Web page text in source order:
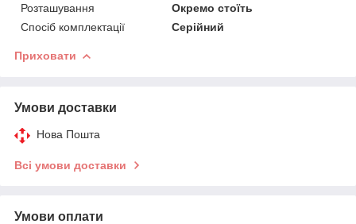
Розташування
Окремо стоїть
Спосіб комплектації
Серійний
Приховати
Умови доставки
Нова Пошта
Всі умови доставки
Умови оплати